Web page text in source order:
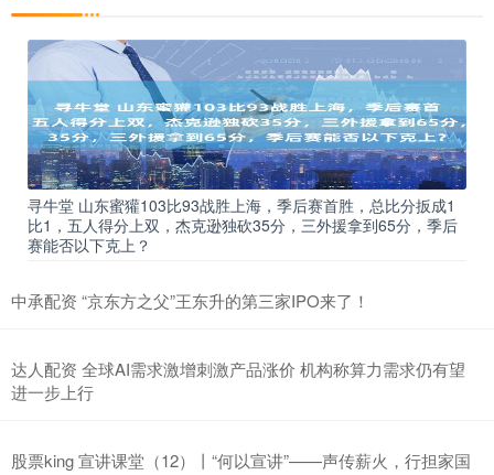
寻牛堂 山东蜜獾103比93战胜上海，季后赛首胜，总比分扳成1
比1，五人得分上双，杰克逊独砍35分，三外援拿到65分，季后
赛能否以下克上？
中承配资 “京东方之父”王东升的第三家IPO来了！
达人配资 全球AI需求激增刺激产品涨价 机构称算力需求仍有望
进一步上行
股票king 宣讲课堂（12）丨“何以宣讲”——声传薪火，行担家国